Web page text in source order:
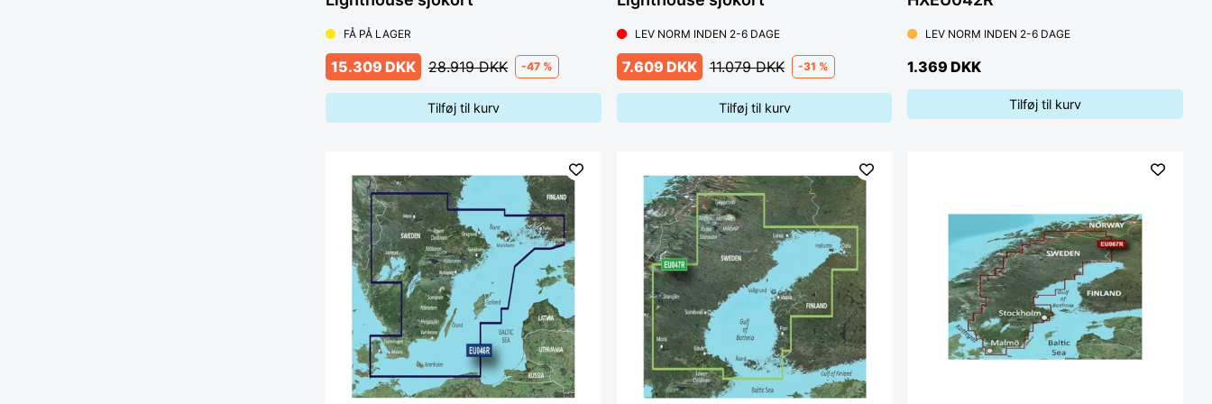
FÅ PÅ LAGER
15.309 DKK 28.919 DKK -47 %
Tilføj til kurv
LEV NORM INDEN 2-6 DAGE
7.609 DKK 11.079 DKK -31 %
Tilføj til kurv
LEV NORM INDEN 2-6 DAGE
1.369 DKK
Tilføj til kurv